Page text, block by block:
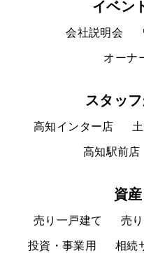
イベン
会社説明会
オーナ
スタッ
高知インター店
高知駅前店
資
売り一戸建て 売
投資・事業用 相続